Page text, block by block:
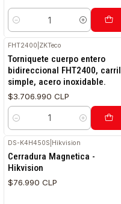
Cantidad
FHT2400 ZKTeco
Torniquete cuerpo entero
bidireccional FHT2400, carril
simple, acero inoxidable.
$3.706.990 CLP
Cantidad
DS-K4H450S Hikvision
Cerradura Magnetica -
Hikvision
$76.990 CLP